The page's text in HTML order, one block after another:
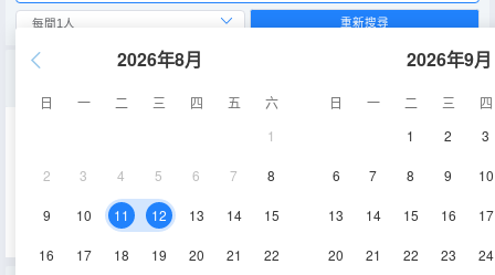
2026年8月
日 一 二 三 四 五
六
1
2 3 4 5 6 7 8
9 10 11 12 13 14 15
16 17 18 19 20 21 22
2026年9月
日 一 二 三
四
1
2 3
6 7 8 9 10
13 14 15 16 17
20 21 22 23 24
重新搜尋
空調